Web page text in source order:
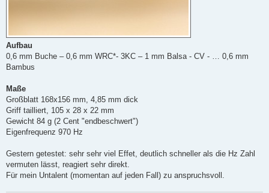
Aufbau
0,6 mm Buche – 0,6 mm WRC*- 3KC – 1 mm Balsa - CV - … 0,6 mm
Bambus
Maße
Großblatt 168x156 mm, 4,85 mm dick
Griff tailliert, 105 x 28 x 22 mm
Gewicht 84 g (2 Cent "endbeschwert")
Eigenfrequenz 970 Hz
Gestern getestet: sehr sehr viel Effet, deutlich schneller als die Hz Zahl
vermuten lässt, reagiert sehr direkt.
Für mein Untalent (momentan auf jeden Fall) zu anspruchsvoll.